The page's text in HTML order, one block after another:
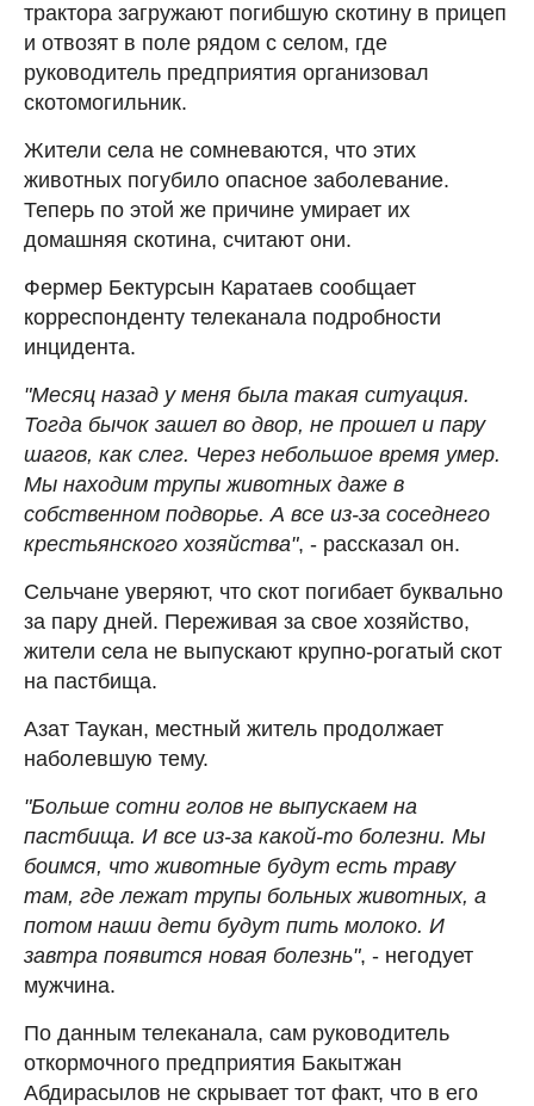
трактора загружают погибшую скотину в прицеп
и отвозят в поле рядом с селом, где
руководитель предприятия организовал
скотомогильник.
Жители села не сомневаются, что этих
животных погубило опасное заболевание.
Теперь по этой же причине умирает их
домашняя скотина, считают они.
Фермер Бектурсын Каратаев сообщает
корреспонденту телеканала подробности
инцидента.
"Месяц назад у меня была такая ситуация.
Тогда бычок зашел во двор, не прошел и пару
шагов, как слег. Через небольшое время умер.
Мы находим трупы животных даже в
собственном подворье. А все из-за соседнего
крестьянского хозяйства", - рассказал он.
Сельчане уверяют, что скот погибает буквально
за пару дней. Переживая за свое хозяйство,
жители села не выпускают крупно-рогатый скот
на пастбища.
Азат Таукан, местный житель продолжает
наболевшую тему.
"Больше сотни голов не выпускаем на
пастбища. И все из-за какой-то болезни. Мы
боимся, что животные будут есть траву
там, где лежат трупы больных животных, а
потом наши дети будут пить молоко. И
завтра появится новая болезнь", - негодует
мужчина.
По данным телеканала, сам руководитель
откормочного предприятия Бакытжан
Абдирасылов не скрывает тот факт, что в его